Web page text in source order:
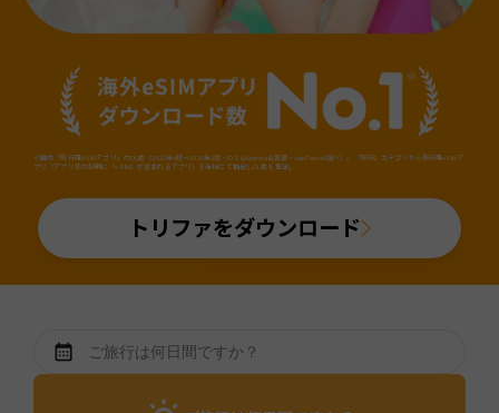
※国内「旅行用eSIMアプリ」のDL数（2025年4月～2026年3月・iOS&Android合算値・AppTweak調べ）。「旅行」カテゴリから旅行用eSIMア
プリ（アプリ名か説明に「eSIM」が含まれるアプリ）を当社にて抽出しDL数を算出。
トリファをダウンロード